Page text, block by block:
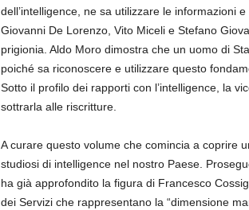
dell’intelligence, ne sa utilizzare le informazioni
Giovanni De Lorenzo, Vito Miceli e Stefano
prigionia. Aldo Moro dimostra che un uomo di
poiché sa riconoscere e utilizzare questo
Sotto il profilo dei rapporti con l’intelligence, la
sottrarla alle riscritture.
A curare questo volume che comincia a coprire
studiosi di intelligence nel nostro Paese.
ha già approfondito la figura di Francesco
dei Servizi che rappresentano la “dimensione